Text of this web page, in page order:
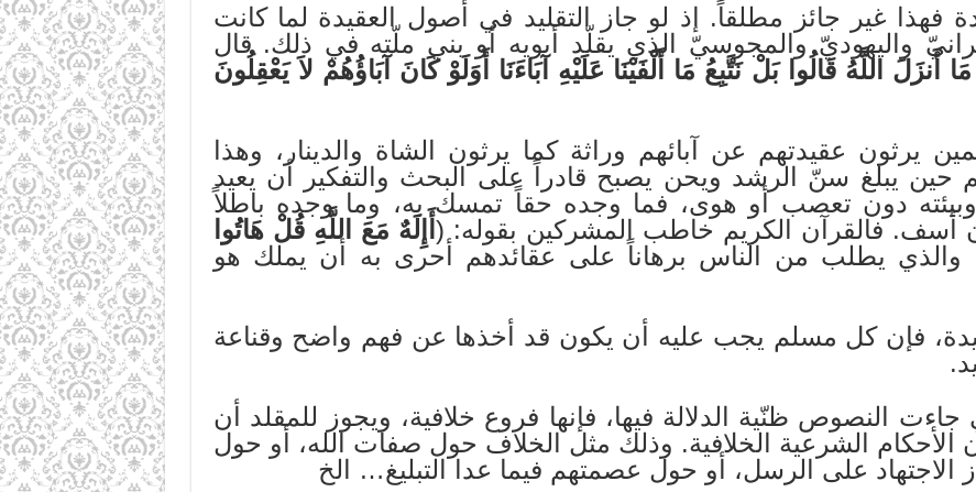
فهذا غير جائز مطلقاً. إذ لو جاز التقليد في أصول العقيدة لما كانت
واليهوديّ والمجوسيّ الذي يقلّد أبويه أو بني ملّته في ذلك. قال
أَنزَلَ اللَّهُ قَالُوا بَلْ نَتَّبِعُ مَا أَلْفَيْنَا عَلَيْهِ آبَاءَنَا أَوَلَوْ كَانَ آبَاؤُهُمْ لاَ يَعْقِلُونَ
يرثون عقيدتهم عن آبائهم وراثة كما يرثون الشاة والدينار، وهذا
يبلغ سنّ الرشد ويحن يصبح قادراً على البحث والتفكير أن يعيد
وبيئته دون تعصب أو هوى، فما وجده حقاً تمسك به، وما وجده باطلاً
فالقرآن الكريم خاطب المشركين بقوله: ( أَإِلَهٌ مَعَ اللَّهِ قُلْ هَاتُوا
والذي يطلب من الناس برهاناً على عقائدهم أحرى به أن يملك هو
فإن كل مسلم يجب عليه أن يكون قد أخذها عن فهم واضح وقناعة
النصوص ظنّية الدلالة فيها، فإنها فروع خلافية، ويجوز للمقلد أن
الأحكام الشرعية الخلافية. وذلك مثل الخلاف حول صفات الله، أو حول
الاجتهاد على الرسل، أو حول عصمتهم فيما عدا التبليغ… الخ